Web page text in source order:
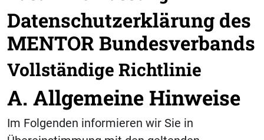
Datenschutzerklärung des
MENTOR Bundesverbands
Vollständige Richtlinie
A. Allgemeine Hinweise
Im Folgenden informieren wir Sie in